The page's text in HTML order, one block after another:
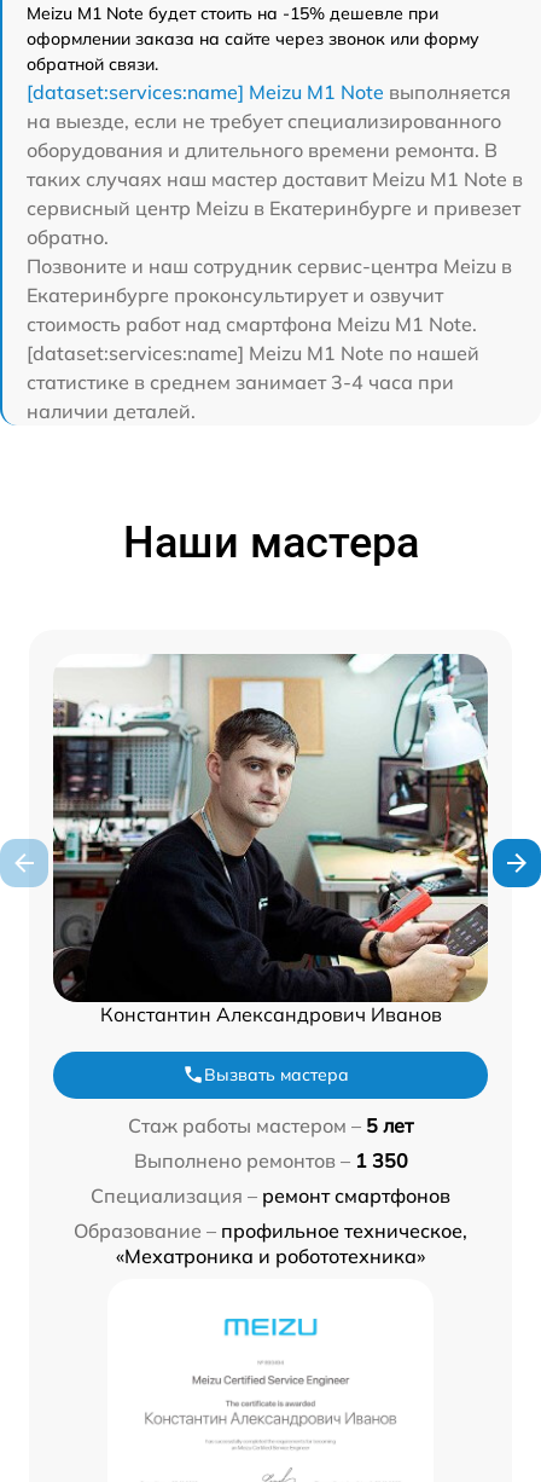
Meizu M1 Note будет стоить на -15% дешевле при
оформлении заказа на сайте через звонок или форму
обратной связи.
[dataset:services:name] Meizu M1 Note выполняется
на выезде, если не требует специализированного
оборудования и длительного времени ремонта. В
таких случаях наш мастер доставит Meizu M1 Note в
сервисный центр Meizu в Екатеринбурге и привезет
обратно.
Позвоните и наш сотрудник сервис-центра Meizu в
Екатеринбурге проконсультирует и озвучит
стоимость работ над смартфона Meizu M1 Note.
[dataset:services:name] Meizu M1 Note по нашей
статистике в среднем занимает 3-4 часа при
наличии деталей.
Наши мастера
Константин Александрович Иванов
Вызвать мастера
Стаж работы мастером – 5 лет
Выполнено ремонтов – 1 350
Специализация – ремонт смартфонов
Образование – профильное техническое,
«Мехатроника и робототехника»